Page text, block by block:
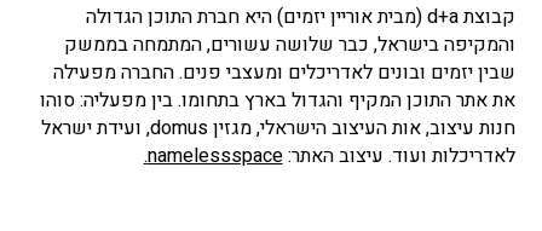
קבוצת d+a (מבית אוריין יזמים) היא חברת התוכן הגדולה
והמקיפה בישראל, כבר שלושה עשורים, המתמחה בממשק
שבין יזמים ובונים לאדריכלים ומעצבי פנים. החברה מפעילה
את אתר התוכן המקיף והגדול בארץ בתחומו. בין מפעליה: סוהו
חנות עיצוב, אות העיצוב הישראלי, מגזין domus, ועידת ישראל
לאדריכלות ועוד. עיצוב האתר:namelessspace.